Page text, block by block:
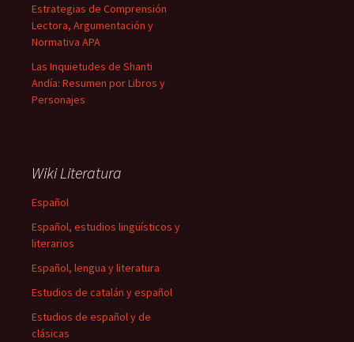
Estrategias de Comprensión
Lectora, Argumentación y
Normativa APA
Las Inquietudes de Shanti
Andía: Resumen por Libros y
Personajes
Wiki Literatura
Español
Español, estudios lingüísticos y
literarios
Español, lengua y literatura
Estudios de catalán y español
Estudios de español y de
clásicas